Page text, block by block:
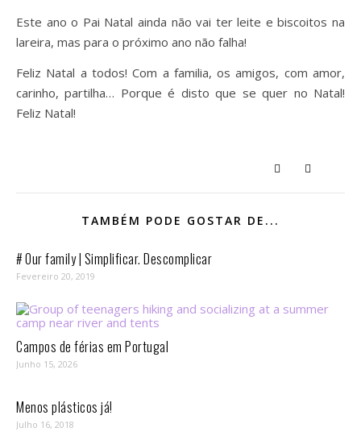
Este ano o Pai Natal ainda não vai ter leite e biscoitos na
lareira, mas para o próximo ano não falha!
Feliz Natal a todos! Com a familia, os amigos, com amor,
carinho, partilha… Porque é disto que se quer no Natal!
Feliz Natal!
TAMBÉM PODE GOSTAR DE...
# Our family | Simplificar. Descomplicar
Fevereiro 20, 2019
Campos de férias em Portugal
Junho 15, 2026
Menos plásticos já!
Julho 16, 2018